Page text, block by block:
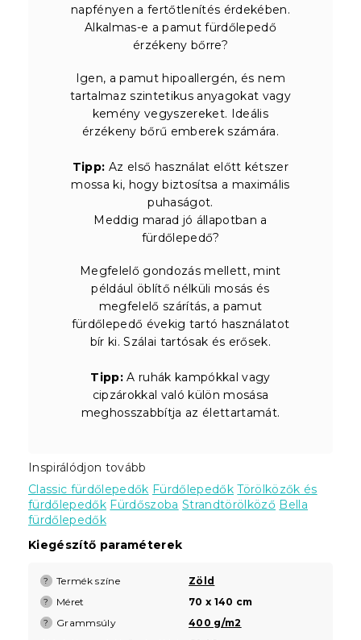
napfényen a fertőtlenítés érdekében.
Alkalmas-e a pamut fürdőlepedő
érzékeny bőrre?
Igen, a pamut hipoallergén, és nem
tartalmaz szintetikus anyagokat vagy
kemény vegyszereket. Ideális
érzékeny bőrű emberek számára.
Tipp: Az első használat előtt kétszer
mossa ki, hogy biztosítsa a maximális
puhaságot.
Meddig marad jó állapotban a
fürdőlepedő?
Megfelelő gondozás mellett, mint
például öblítő nélküli mosás és
megfelelő szárítás, a pamut
fürdőlepedő évekig tartó használatot
bír ki. Szálai tartósak és erősek.
Tipp: A ruhák kampókkal vagy
cipzárokkal való külön mosása
meghosszabbítja az élettartamát.
Inspirálódjon tovább
Classic fürdőlepedők Fürdőlepedők Törölközők és
fürdőlepedők Fürdőszoba Strandtörölköző Bella
fürdőlepedők
Kiegészítő paraméterek
? Termék színe Zöld
? Méret 70 x 140 cm
? Grammsúly
400 g/m2